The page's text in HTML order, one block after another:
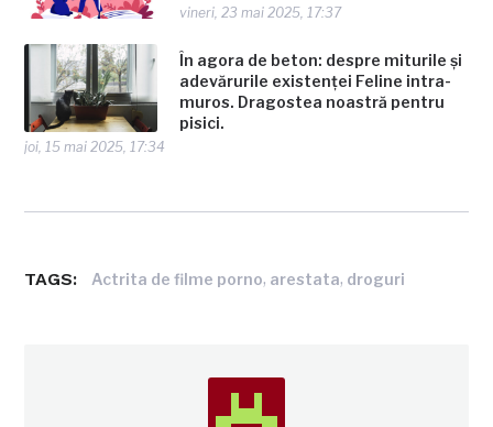
vineri, 23 mai 2025, 17:37
În agora de beton: despre miturile și
adevărurile existenței Feline intra-
muros. Dragostea noastră pentru
pisici.
joi, 15 mai 2025, 17:34
TAGS: Actrita de filme porno, arestata, droguri